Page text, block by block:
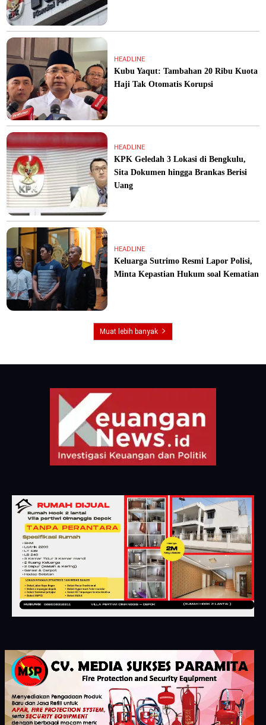
HEADLINE
Kubu Yaqut: Tambahan 20 Ribu Kuota
Haji Tak Otomatis Korupsi
HEADLINE
KPK Geledah 3 Lokasi di Bengkulu,
Sita Dokumen hingga Brankas Berisi
Uang
HEADLINE
Keluarga Sutrimo Resmi Lapor Polisi,
Minta Kepastian Hukum soal Kematian
Muat lebih banyak